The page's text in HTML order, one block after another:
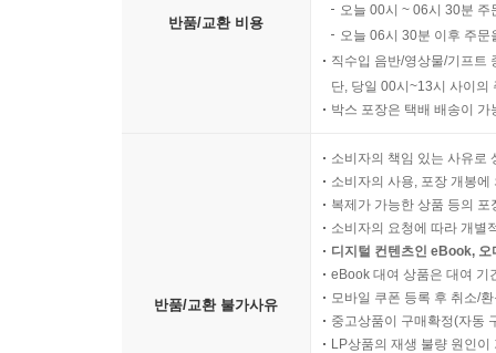
반품/교환 비용
오늘 00시 ~ 06시 30분
오늘 06시 30분 이후 주
직수입 음반/영상물/기프트
단, 당일 00시~13시 사이의
박스 포장은 택배 배송이
반품/교환 불가사유
소비자의 책임 있는 사유로
소비자의 사용, 포장 개봉
복제가 가능한 상품 등의
소비자의 요청에 따라 개별
디지털 컨텐츠인 eBook,
eBook 대여 상품은 대여 기
모바일 쿠폰 등록 후 취소/
중고상품이 구매확정(자동
LP상품의 재생 불량 원인